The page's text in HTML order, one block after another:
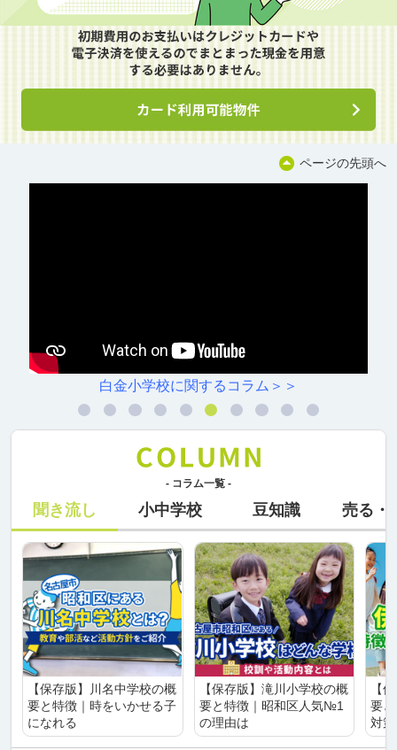
ページの先頭へ
白金小学校に関するコラム＞＞
- コラム一覧 -
聞き流し 小中学校 豆知識 売る・
【保存版】川名中学校の概
要と特徴｜時をいかせる子
になれる
【保存版】滝川小学校の概
要と特徴｜昭和区人気№1
の理由は
【
要
対